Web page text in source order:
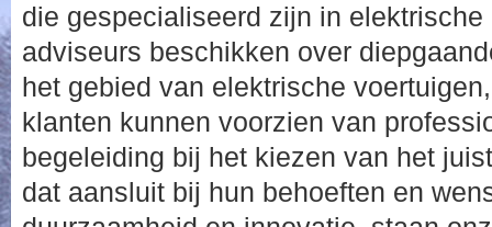
die gespecialiseerd zijn in
adviseurs beschikken over
het gebied van elektrische
klanten kunnen voorzien van
begeleiding bij het kiezen van het
dat aansluit bij hun behoeften en